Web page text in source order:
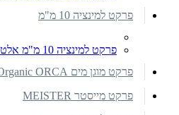
פרקט למינציה 10 מ"מ
פרקט למינציה 10 מ"מ אלטיטיוד פלוס
פרקט מוגן מים Organic ORCA
פרקט מייסטר MEISTER